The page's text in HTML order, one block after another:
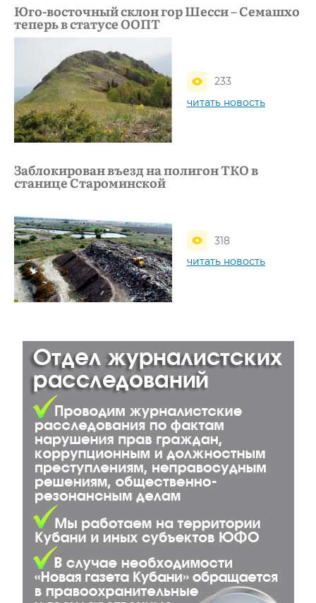
Юго-восточный склон гор Шесси – Семашхо
теперь в статусе ООПТ
233
читать новость
Заблокирован въезд на полигон ТКО в
станице Староминской
318
читать новость